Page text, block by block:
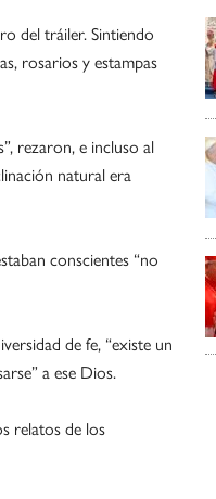
del tráiler. Sintiendo
rosarios y estampas
rezaron, e incluso al
natural era
conscientes “no
de fe, “existe un
a ese Dios.
relatos de los